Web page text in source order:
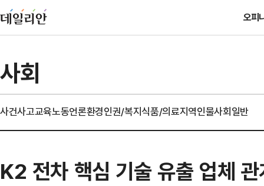
오피
사회
사건사고교육노동언론환경인권/복지식품/의료지역인물사회일반
K2 전차 핵심 기술 유출 업체